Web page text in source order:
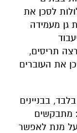
לסכן את
גן מעמידה
חיצוני שהחל מהשעה 15:30 יעבוד
תריסים,
את העוברים
בבניינים
שמספרם 9, 13, 15, 18, 16, 20, ו- 24 מתבקשים
15:30 לדירות על מנת לאפשר